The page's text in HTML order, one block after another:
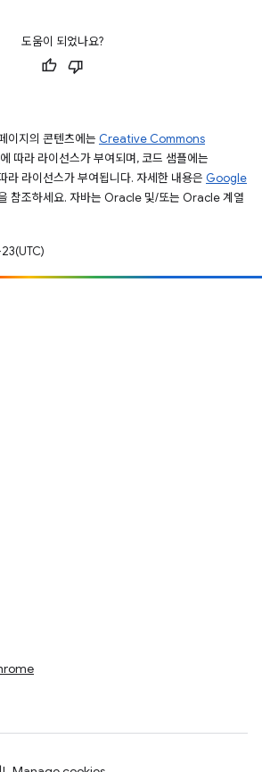
도움이 되었나요?
이지의 콘텐츠에는 Creative Commons
에 따라 라이선스가 부여되며, 코드 샘플에는
라 라이선스가 부여됩니다. 자세한 내용은 Google
참조하세요. 자바는 Oracle 및/또는 Oracle 계열